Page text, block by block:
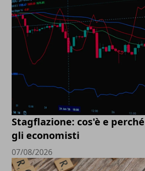
Stagflazione: cos'è e
gli economisti
07/08/2026